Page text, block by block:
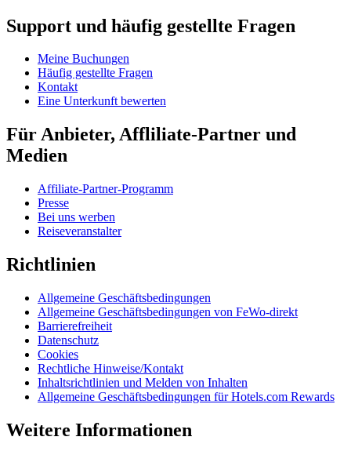
Support und häufig gestellte Fragen
Meine Buchungen
Häufig gestellte Fragen
Kontakt
Eine Unterkunft bewerten
Für Anbieter, Affliliate-Partner und
Medien
Affiliate-Partner-Programm
Presse
Bei uns werben
Reiseveranstalter
Richtlinien
Allgemeine Geschäftsbedingungen
Allgemeine Geschäftsbedingungen von FeWo-direkt
Barrierefreiheit
Datenschutz
Cookies
Rechtliche Hinweise/Kontakt
Inhaltsrichtlinien und Melden von Inhalten
Allgemeine Geschäftsbedingungen für Hotels.com Rewards
Weitere Informationen